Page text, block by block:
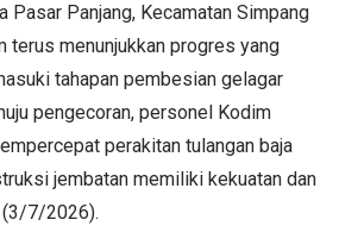
Pasar Panjang, Kecamatan Simpang
terus menunjukkan progres yang
tahapan pembesian gelagar
pengecoran, personel Kodim
perakitan tulangan baja
jembatan memiliki kekuatan dan
(3/7/2026).